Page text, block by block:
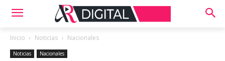
Inicio Noticias Nacionales
Noticias Nacionales